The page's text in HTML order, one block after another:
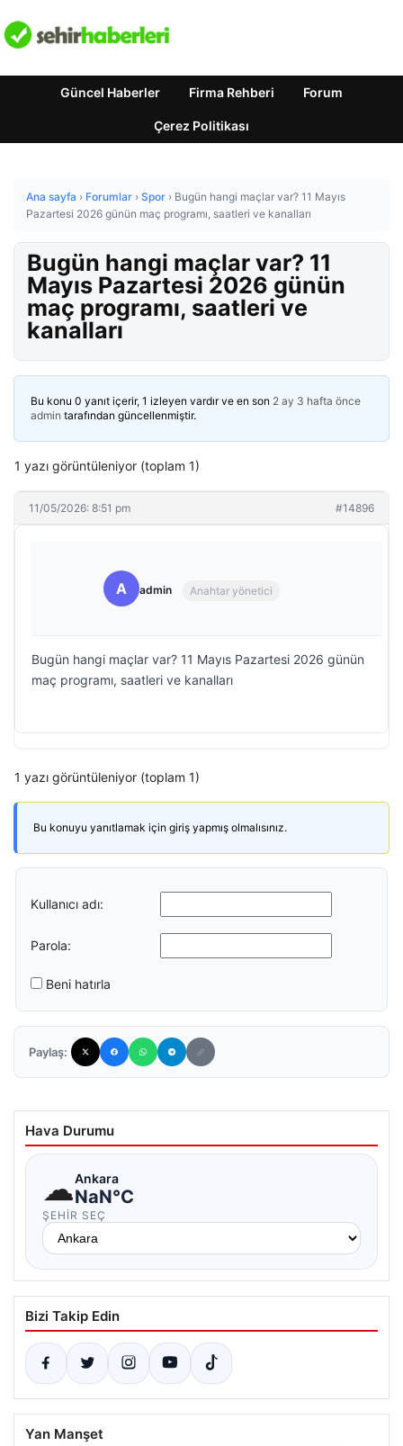
Güncel Haberler Firma Rehberi Forum
Çerez Politikası
Ana sayfa › Forumlar › Spor › Bugün hangi maçlar var? 11 Mayıs
Pazartesi 2026 günün maç programı, saatleri ve kanalları
Bugün hangi maçlar var? 11
Mayıs Pazartesi 2026 günün
maç programı, saatleri ve
kanalları
Bu konu 0 yanıt içerir, 1 izleyen vardır ve en son 2 ay 3 hafta önce
admin tarafından güncellenmiştir.
1 yazı görüntüleniyor (toplam 1)
11/05/2026: 8:51 pm #14896
A admin Anahtar yönetici
Bugün hangi maçlar var? 11 Mayıs Pazartesi 2026 günün
maç programı, saatleri ve kanalları
1 yazı görüntüleniyor (toplam 1)
Bu konuyu yanıtlamak için giriş yapmış olmalısınız.
Kullanıcı adı:
Parola:
Beni hatırla
Paylaş:
Hava Durumu
☁Ankara
NaN°C
ŞEHIR SEÇ
Bizi Takip Edin
Yan Manşet